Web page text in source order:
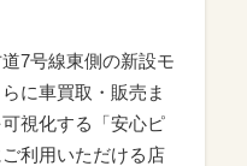
7号線東側の新設モ
に車買取・販売ま
視化する「安心ピ
利用いただける店